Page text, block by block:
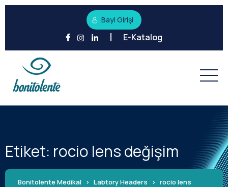
Bayi Girişi
E-Katalog
Etiket: rocio lens değişim
Bonitolente Medikal > Labtory Headers > rocio lens